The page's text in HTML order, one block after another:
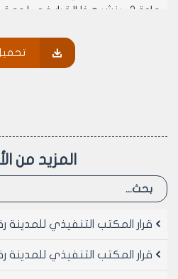
مادة 2- ينشر هذا القرار في
رئيس المكتب
المزيد من
قرار المكتب التنفيذي للمدينة رقم 100 لعام
قرار المكتب التنفيذي للمدينة رقم 12 لعام